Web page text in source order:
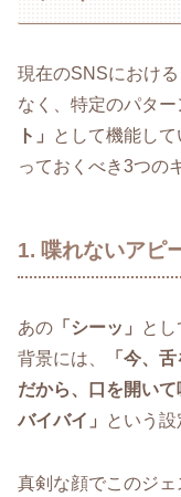
現在のSNSにおけ
なく、特定のパター
ト」
として機能し
っておくべき3つの
1. 喋れないアピ
あの 「シーッ」
と
背景には、
「今、
だから、口を開いて
バイバイ」
という設
真剣な顔でこのジ